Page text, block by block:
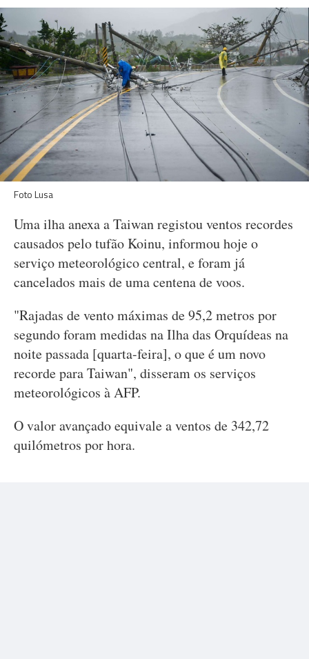
Foto Lusa
Uma ilha anexa a Taiwan registou ventos recordes
causados pelo tufão Koinu, informou hoje o
serviço meteorológico central, e foram já
cancelados mais de uma centena de voos.
"Rajadas de vento máximas de 95,2 metros por
segundo foram medidas na Ilha das Orquídeas na
noite passada [quarta-feira], o que é um novo
recorde para Taiwan", disseram os serviços
meteorológicos à AFP.
O valor avançado equivale a ventos de 342,72
quilómetros por hora.